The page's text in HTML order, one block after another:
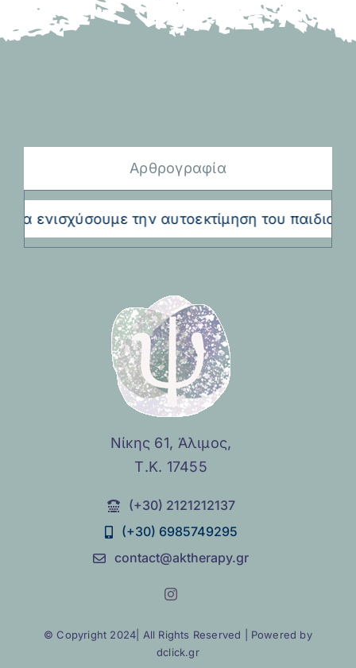
Αρθρογραφία
την αυτοεκτίμηση του παιδιού μας 4+1
Νίκης 61, Άλιμος,
Τ.Κ. 17455
(+30) 2121212137
(+30) 6985749295
contact@aktherapy.gr
© Copyright 2024| All Rights Reserved | Powered by
dclick.gr